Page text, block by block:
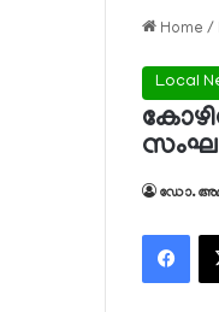
Home /
Local
ഡോ.